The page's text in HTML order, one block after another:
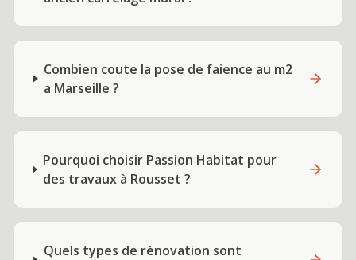
Combien coute la pose de faience au m2
a Marseille ?
Pourquoi choisir Passion Habitat pour
des travaux à Rousset ?
Quels types de rénovation sont